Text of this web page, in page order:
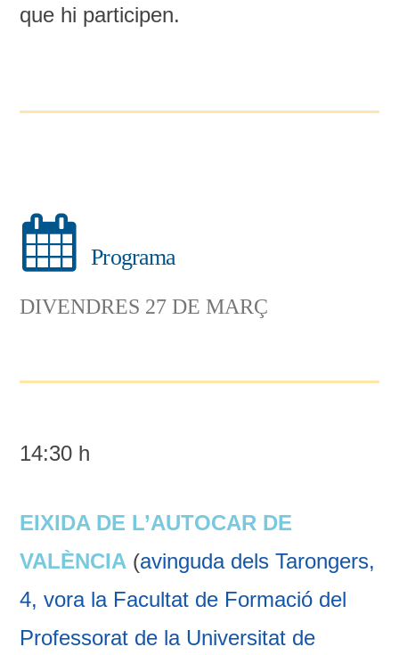
que hi participen.
Programa
DIVENDRES 27 DE MARÇ
14:30 h
EIXIDA DE L’AUTOCAR DE
VALÈNCIA (avinguda dels Tarongers,
4, vora la Facultat de Formació del
Professorat de la Universitat de